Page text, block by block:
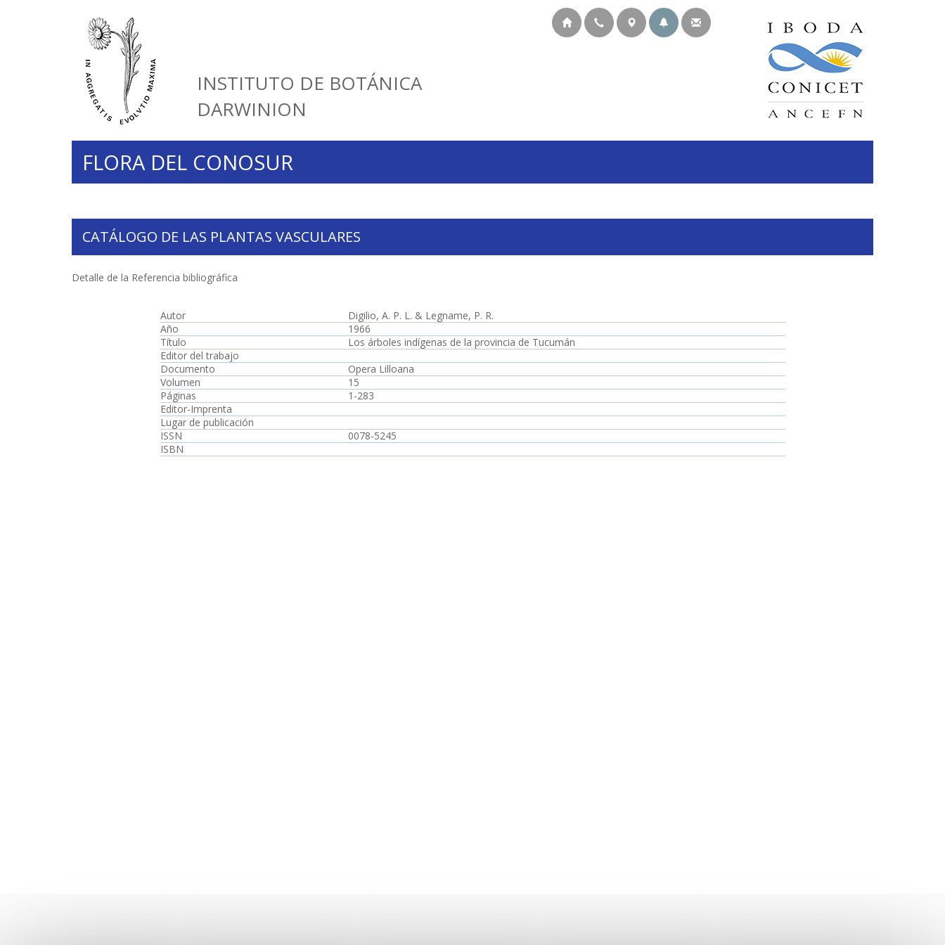
INSTITUTO DE BOTÁNICA
DARWINION
FLORA DEL CONOSUR
CATÁLOGO DE LAS PLANTAS VASCULARES
Detalle de la Referencia bibliográfica
Autor
Digilio, A. P. L. & Legname, P. R.
Año
1966
Título
Los árboles indígenas de la provincia de Tucumán
Editor del trabajo
Documento
Opera Lilloana
Volumen
15
Páginas
1-283
Editor-Imprenta
Lugar de publicación
ISSN
0078-5245
ISBN